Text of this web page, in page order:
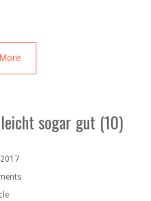
sogar gut (10)